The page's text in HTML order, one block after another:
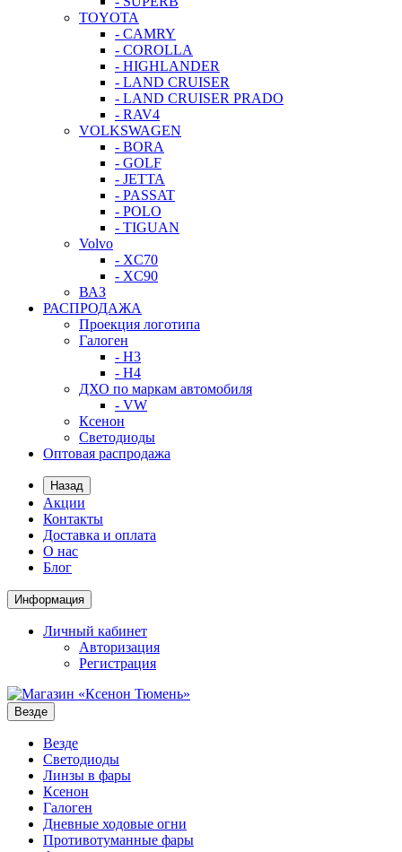
TOYOTA
- CAMRY
- COROLLA
- HIGHLANDER
- LAND CRUISER
- LAND CRUISER PRADO
- RAV4
VOLKSWAGEN
- BORA
- GOLF
- JETTA
- PASSAT
- POLO
- TIGUAN
Volvo
- XC70
- XC90
ВАЗ
РАСПРОДАЖА
Проекция логотипа
Галоген
- H3
- H4
ДХО по маркам автомобиля
- VW
Ксенон
Светодиоды
Оптовая распродажа
Назад
Акции
Контакты
Доставка и оплата
О нас
Блог
Информация
Личный кабинет
Авторизация
Регистрация
Везде
Везде
Светодиоды
Линзы в фары
Ксенон
Галоген
Дневные ходовые огни
Противотуманные фары